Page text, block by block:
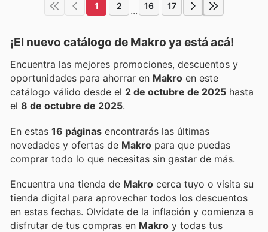
1 2 ... 16 17
¡El nuevo catálogo de Makro ya está acá!
Encuentra las mejores promociones, descuentos y
oportunidades para ahorrar en Makro en este
catálogo válido desde el 2 de octubre de 2025 hasta
el 8 de octubre de 2025.
En estas 16 páginas encontrarás las últimas
novedades y ofertas de Makro para que puedas
comprar todo lo que necesitas sin gastar de más.
Encuentra una tienda de Makro cerca tuyo o visita su
tienda digital para aprovechar todos los descuentos
en estas fechas. Olvídate de la inflación y comienza a
disfrutar de tus compras en Makro y todas tus